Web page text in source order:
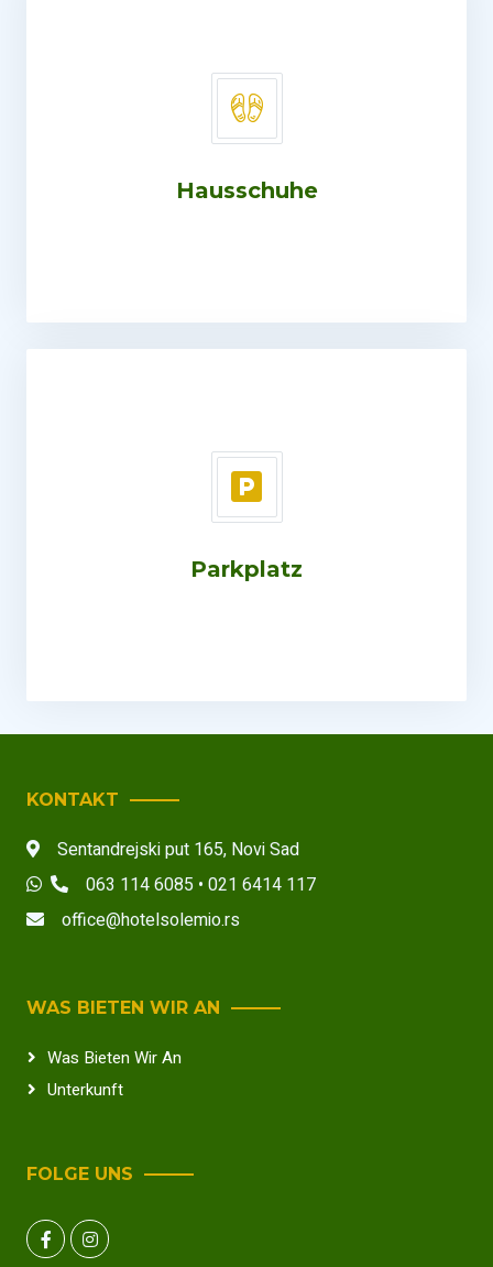
Hausschuhe
Parkplatz
KONTAKT
Sentandrejski put 165, Novi Sad
063 114 6085 • 021 6414 117
office@hotelsolemio.rs
WAS BIETEN WIR AN
Was Bieten Wir An
Unterkunft
FOLGE UNS